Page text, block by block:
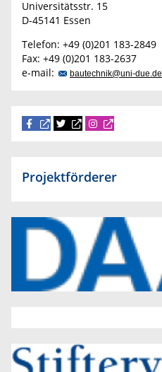
Universitätsstr. 15
D-45141 Essen
Telefon: +49 (0)201 183-2849
Fax: +49 (0)201 183-2637
e-mail:
bautechnik@uni-due.de
Projektförderer